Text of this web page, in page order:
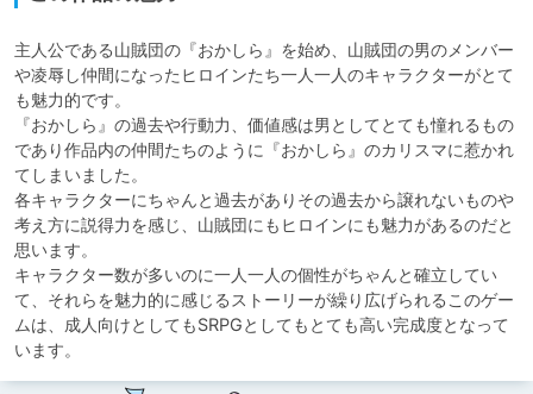
主人公である山賊団の『おかしら』を始め、山賊団の男のメンバー
や凌辱し仲間になったヒロインたち一人一人のキャラクターがとて
も魅力的です。
『おかしら』の過去や行動力、価値感は男としてとても憧れるもの
であり作品内の仲間たちのように『おかしら』のカリスマに惹かれ
てしまいました。
各キャラクターにちゃんと過去がありその過去から譲れないものや
考え方に説得力を感じ、山賊団にもヒロインにも魅力があるのだと
思います。
キャラクター数が多いのに一人一人の個性がちゃんと確立してい
て、それらを魅力的に感じるストーリーが繰り広げられるこのゲー
ムは、成人向けとしてもSRPGとしてもとても高い完成度となって
います。